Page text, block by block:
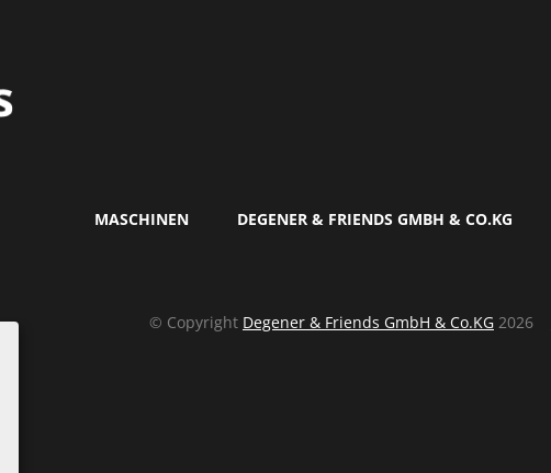
MASCHINEN DEGENER & FRIENDS GMBH & CO.KG
© Copyright Degener & Friends GmbH & Co.KG 2026